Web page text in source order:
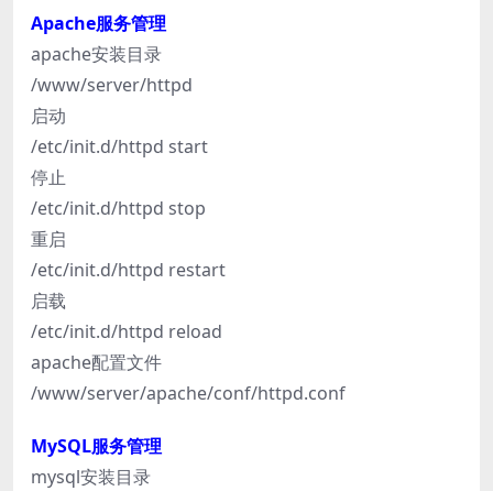
Apache服务管理
apache安装目录
/www/server/httpd
启动
/etc/init.d/httpd start
停止
/etc/init.d/httpd stop
重启
/etc/init.d/httpd restart
启载
/etc/init.d/httpd reload
apache配置文件
/www/server/apache/conf/httpd.conf
MySQL服务管理
mysql安装目录